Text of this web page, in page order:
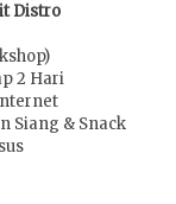
Distro
2 Hari
Siang & Snack